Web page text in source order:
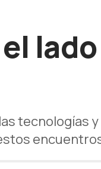
tecnologías